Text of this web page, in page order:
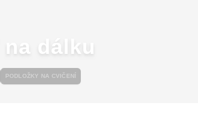
dálku
PODLOŽKY NA CVIČENÍ